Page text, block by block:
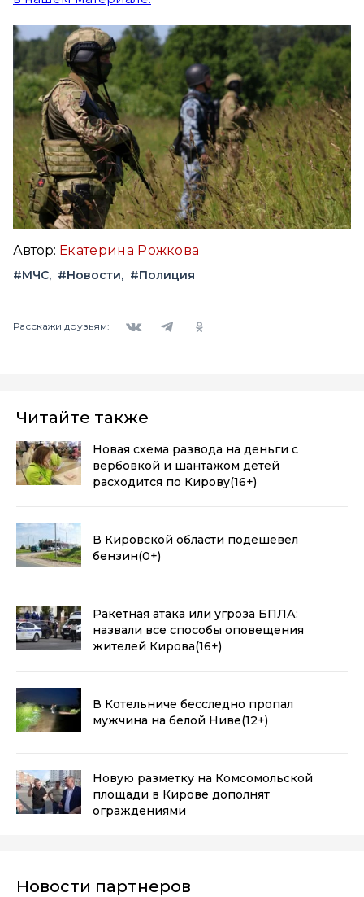
Автор: Екатерина Рожкова
#МЧС #Новости #Полиция
Расскажи друзьям:
Читайте также
Новая схема развода на деньги с
вербовкой и шантажом детей
расходится по Кирову(16+)
В Кировской области подешевел
бензин(0+)
Ракетная атака или угроза БПЛА:
назвали все способы оповещения
жителей Кирова(16+)
В Котельниче бесследно пропал
мужчина на белой Ниве(12+)
Новую разметку на Комсомольской
площади в Кирове дополнят
ограждениями
Новости партнеров